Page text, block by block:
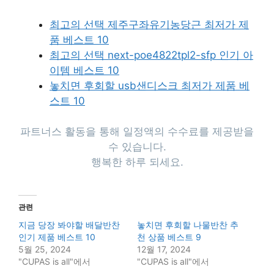
최고의 선택 제주구좌유기농당근 최저가 제
품 베스트 10
최고의 선택 next-poe4822tpl2-sfp 인기 아
이템 베스트 10
놓치면 후회할 usb샌디스크 최저가 제품 베
스트 10
파트너스 활동을 통해 일정액의 수수료를 제공받을
수 있습니다.
행복한 하루 되세요.
관련
지금 당장 봐야할 배달반찬
인기 제품 베스트 10
5월 25, 2024
"CUPAS is all"에서
놓치면 후회할 나물반찬 추
천 상품 베스트 9
12월 17, 2024
"CUPAS is all"에서